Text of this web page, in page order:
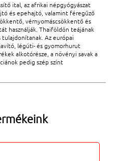
ital, az afrikai népgyógyászat
és epehajtó, valamint féregűző
vérnyomáscsökkentő és
használják. Thaiföldön teájának
Az európai
légúti- és gyomorhurut
alkotórésze, a növényi savak a
pedig szép színt